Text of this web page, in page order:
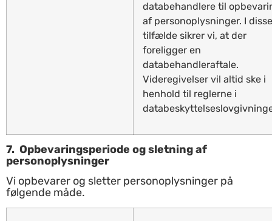
databehandlere til
af personoplysninger. I disse
tilfælde sikrer vi, at der
foreligger en
databehandleraftale.
Videregivelser vil altid ske i
henhold til reglerne i
7. Opbevaringsperiode og sletning af
personoplysninger
Vi opbevarer og sletter personoplysninger på
følgende måde.